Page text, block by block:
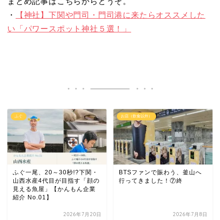
・
【神社】下関や門司・門司港に来たらオススメした
い「パワースポット神社５選！」
ふぐ
ふぐ一尾、20～30秒!?下関・
山西水産4代目が目指す「顔の
見える魚屋」【かんもん企業
紹介 No.01】
2026年7月20日
お店（飲食以外）
BTSファンで賑わう、釜山へ
行ってきました！⑦終
2026年7月8日